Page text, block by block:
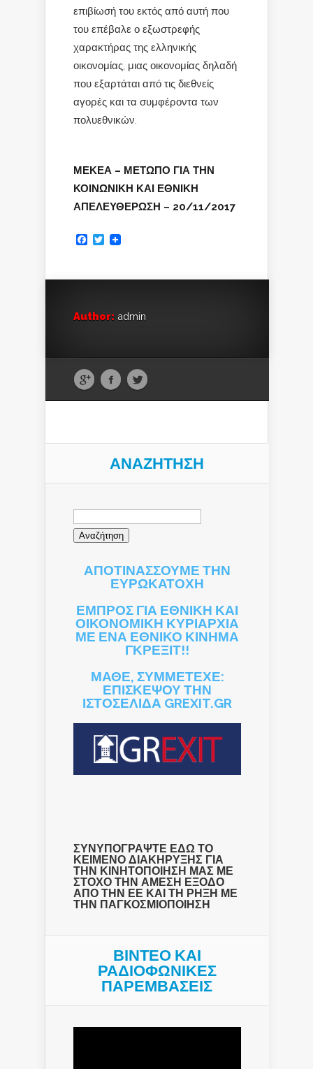
επιβίωσή του εκτός από αυτή που
του επέβαλε ο εξωστρεφής
χαρακτήρας της ελληνικής
οικονομίας, μιας οικονομίας δηλαδή
που εξαρτάται από τις διεθνείς
αγορές και τα συμφέροντα των
πολυεθνικών.
ΜΕΚΕΑ – ΜΕΤΩΠΟ ΓΙΑ ΤΗΝ
ΚΟΙΝΩΝΙΚΗ ΚΑΙ ΕΘΝΙΚΗ
ΑΠΕΛΕΥΘΕΡΩΣΗ – 20/11/2017
Facebook
Twitter
Author: admin
ΑΝΑΖΉΤΗΣΗ
Αναζήτηση
ΑΠΟΤΙΝΑΣΣΟΥΜΕ ΤΗΝ
ΕΥΡΩΚΑΤΟΧΗ
ΕΜΠΡΟΣ ΓΙΑ ΕΘΝΙΚΗ ΚΑΙ
ΟΙΚΟΝΟΜΙΚΗ ΚΥΡΙΑΡΧΙΑ
ΜΕ ΕΝΑ ΕΘΝΙΚΟ ΚΙΝΗΜΑ
ΓΚΡΕΞΙΤ!!
ΜΑΘΕ, ΣΥΜΜΕΤΕΧΕ:
ΕΠΙΣΚΕΨΟΥ ΤΗΝ
ΙΣΤΟΣΕΛΙΔΑ GREXIT.GR
ΣΥΝΥΠΟΓΡΑΨΤΕ ΕΔΩ ΤΟ
ΚΕΙΜΕΝΟ ΔΙΑΚΗΡΥΞΗΣ ΓΙΑ
ΤΗΝ ΚΙΝΗΤΟΠΟΙΗΣΗ ΜΑΣ ΜΕ
ΣΤΟΧΟ ΤΗΝ ΑΜΕΣΗ ΕΞΟΔΟ
ΑΠΟ ΤΗΝ ΕΕ ΚΑΙ ΤΗ ΡΗΞΗ ΜΕ
ΤΗΝ ΠΑΓΚΟΣΜΙΟΠΟΙΗΣΗ
ΒΙΝΤΕΟ ΚΑΙ
ΡΑΔΙΟΦΩΝΙΚΕΣ
ΠΑΡΕΜΒΑΣΕΙΣ